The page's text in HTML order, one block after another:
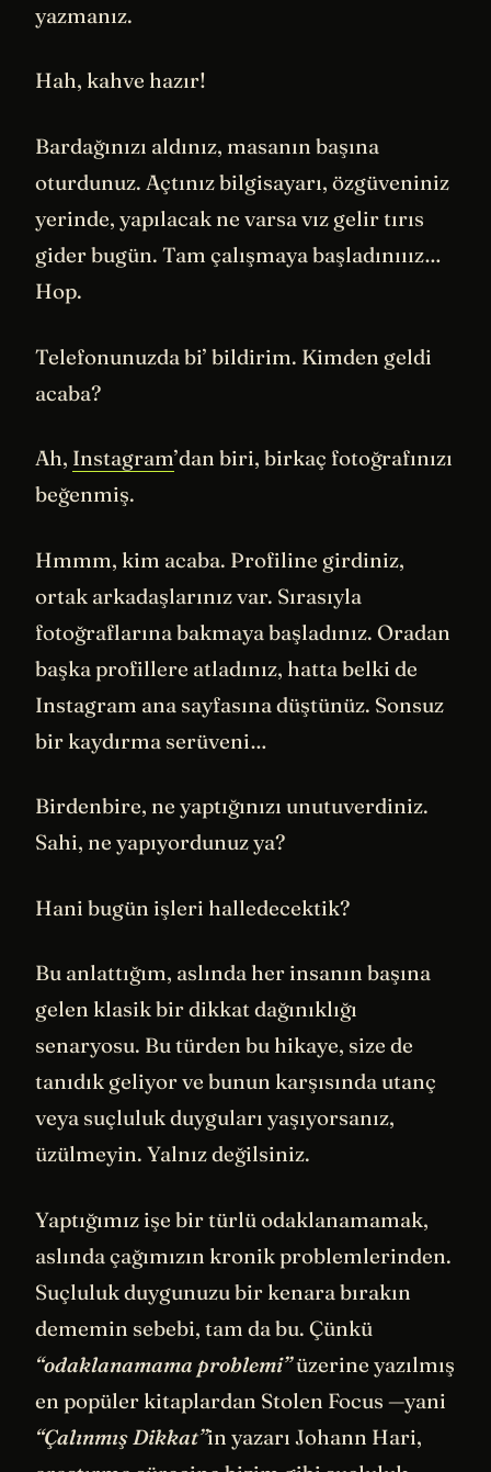
yazmanız.
Hah, kahve hazır!
Bardağınızı aldınız, masanın başına
oturdunuz. Açtınız bilgisayarı, özgüveniniz
yerinde, yapılacak ne varsa vız gelir tırıs
gider bugün. Tam çalışmaya başladınııız…
Hop.
Telefonunuzda bi’ bildirim. Kimden geldi
acaba?
Ah, Instagram’dan biri, birkaç fotoğrafınızı
beğenmiş.
Hmmm, kim acaba. Profiline girdiniz,
ortak arkadaşlarınız var. Sırasıyla
fotoğraflarına bakmaya başladınız. Oradan
başka profillere atladınız, hatta belki de
Instagram ana sayfasına düştünüz. Sonsuz
bir kaydırma serüveni…
Birdenbire, ne yaptığınızı unutuverdiniz.
Sahi, ne yapıyordunuz ya?
Hani bugün işleri halledecektik?
Bu anlattığım, aslında her insanın başına
gelen klasik bir dikkat dağınıklığı
senaryosu. Bu türden bu hikaye, size de
tanıdık geliyor ve bunun karşısında utanç
veya suçluluk duyguları yaşıyorsanız,
üzülmeyin. Yalnız değilsiniz.
Yaptığımız işe bir türlü odaklanamamak,
aslında çağımızın kronik problemlerinden.
Suçluluk duygunuzu bir kenara bırakın
dememin sebebi, tam da bu. Çünkü
“odaklanamama problemi”üzerine yazılmış
en popüler kitaplardan Stolen Focus —yani
“Çalınmış Dikkat”in yazarı Johann Hari,